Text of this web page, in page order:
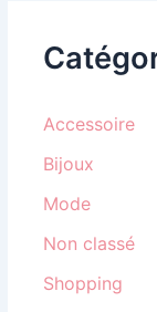
Accessoire
Bijoux
Mode
Non classé
Shopping